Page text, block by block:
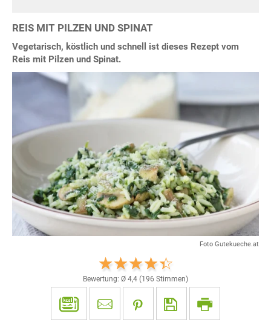
REIS MIT PILZEN UND SPINAT
Vegetarisch, köstlich und schnell ist dieses Rezept vom
Reis mit Pilzen und Spinat.
Foto Gutekueche.at
Bewertung: Ø 4,4 (196 Stimmen)